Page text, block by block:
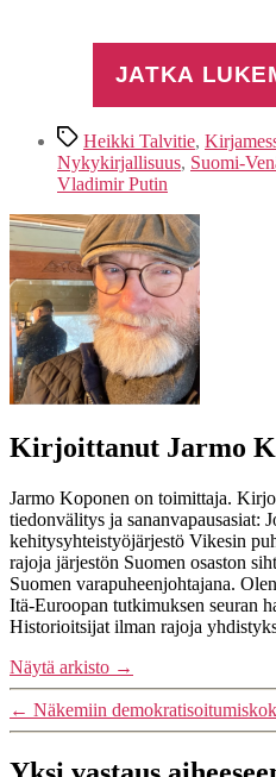
JATKA
Avainsanat
Heikki Talvitie,
Nykykirjallisuus, Suomi-
Vladimir Putin
Kirjoittanut Jarmo
Jarmo Koponen on toimittaja.
tiedonvälitys ja sananvapausasiat:
kehitysyhteistyöjärjestö Vikesin
rajoja järjestön Suomen osaston
Suomen varapuheenjohtajana.
Itä-Euroopan tutkimuksen seuran
Historioitsijat ilman rajoja
Näytä arkisto →
← Näkemiin